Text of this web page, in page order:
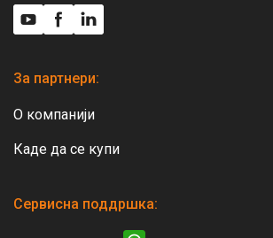
За партнери:
О компанији
Каде да се купи
Сервисна поддршка: